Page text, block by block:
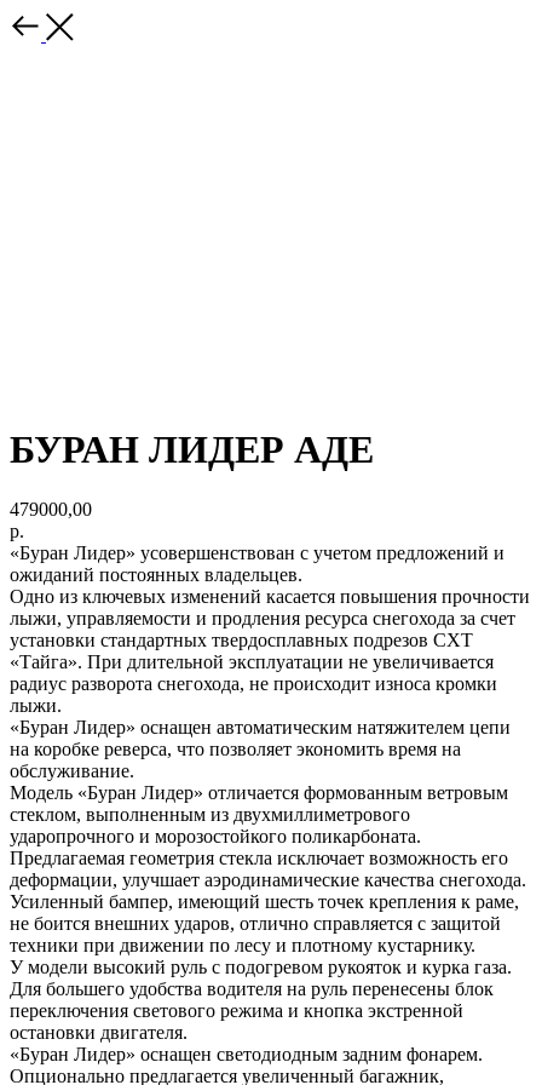
БУРАН ЛИДЕР АДЕ
479000,00
р.
«Буран Лидер» усовершенствован с учетом предложений и
ожиданий постоянных владельцев.
Одно из ключевых изменений касается повышения прочности
лыжи, управляемости и продления ресурса снегохода за счет
установки стандартных твердосплавных подрезов СХТ
«Тайга». При длительной эксплуатации не увеличивается
радиус разворота снегохода, не происходит износа кромки
лыжи.
«Буран Лидер» оснащен автоматическим натяжителем цепи
на коробке реверса, что позволяет экономить время на
обслуживание.
Модель «Буран Лидер» отличается формованным ветровым
стеклом, выполненным из двухмиллиметрового
ударопрочного и морозостойкого поликарбоната.
Предлагаемая геометрия стекла исключает возможность его
деформации, улучшает аэродинамические качества снегохода.
Усиленный бампер, имеющий шесть точек крепления к раме,
не боится внешних ударов, отлично справляется с защитой
техники при движении по лесу и плотному кустарнику.
У модели высокий руль с подогревом рукояток и курка газа.
Для большего удобства водителя на руль перенесены блок
переключения светового режима и кнопка экстренной
остановки двигателя.
«Буран Лидер» оснащен светодиодным задним фонарем.
Опционально предлагается увеличенный багажник,